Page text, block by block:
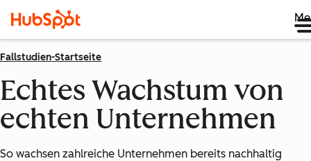
Fallstudien-Startseite
Echtes Wachstum von
echten Unternehmen
So wachsen zahlreiche Unternehmen bereits nachhaltig